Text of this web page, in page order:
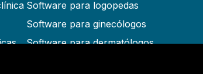
Software para logopedas
Software para ginecólogos
Software para dermatólogos